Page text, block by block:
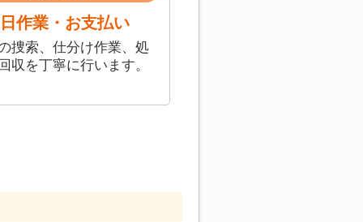
作業・お支払い
捜索、仕分け作業、処
収を丁寧に行います。